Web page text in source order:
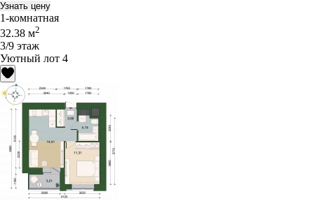
Узнать цену
1-комнатная
32.38 м2
3/9 этаж
Уютный лот 4